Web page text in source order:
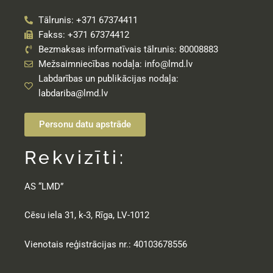
Tālrunis: +371 67374411
Fakss: +371 67374412
Bezmaksas informatīvais tālrunis: 80008883
Mežsaimniecības nodaļa: info@lmd.lv
Labdarības un publikācijas nodaļa:
labdariba@lmd.lv
Personu datu apstrāde
Rekvizīti:
AS “LMD”
Cēsu iela 31, k-3, Rīga, LV-1012
Vienotais reģistrācijas nr.: 40103678556